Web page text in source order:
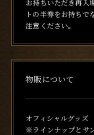
お持ちいただき再入
トの半券をお持ちで
注意ください。
物販について
オフィシャルグッズ
※ラインナップとサ